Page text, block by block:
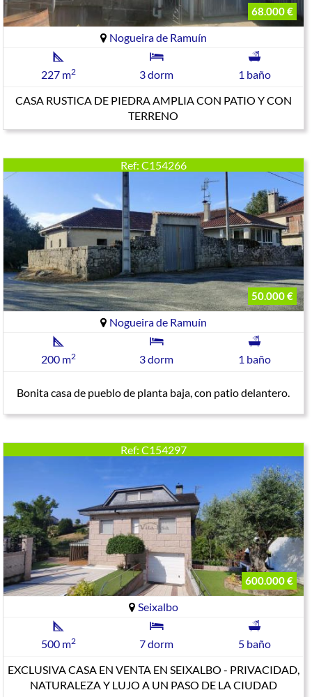
68.000 €
Nogueira de Ramuín
227 m2 3 dorm
1 baño
CASA RUSTICA DE PIEDRA AMPLIA CON PATIO Y CON
TERRENO
Ref: C154266
50.000 €
Nogueira de Ramuín
200 m2 3 dorm 1 baño
Bonita casa de pueblo de planta baja, con patio delantero.
Ref: C154297
600.000 €
Seixalbo
500 m2 7 dorm
5 baño
EXCLUSIVA CASA EN VENTA EN SEIXALBO - PRIVACIDAD,
NATURALEZA Y LUJO A UN PASO DE LA CIUDAD